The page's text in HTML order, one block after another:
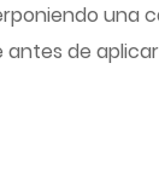
una
de